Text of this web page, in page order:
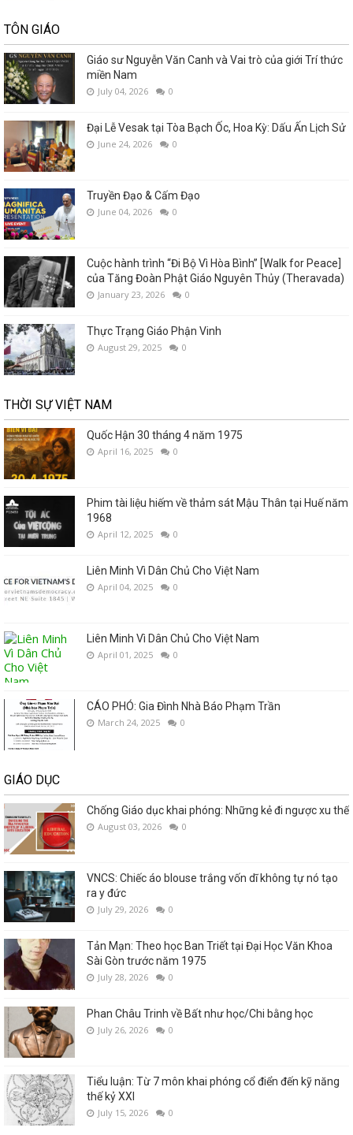
TÔN GIÁO
Giáo sư Nguyễn Văn Canh và Vai trò của giới Trí thức
miền Nam
July 04, 2026 0
Đại Lễ Vesak tại Tòa Bạch Ốc, Hoa Kỳ: Dấu Ấn Lịch Sử
June 24, 2026 0
Truyền Đạo & Cấm Đạo
June 04, 2026 0
Cuộc hành trình “Đi Bộ Vì Hòa Bình” [Walk for Peace]
của Tăng Đoàn Phật Giáo Nguyên Thủy (Theravada)
January 23, 2026 0
Thực Trạng Giáo Phận Vinh
August 29, 2025 0
THỜI SỰ VIỆT NAM
Quốc Hận 30 tháng 4 năm 1975
April 16, 2025 0
Phim tài liệu hiếm về thảm sát Mậu Thân tại Huế năm
1968
April 12, 2025 0
Liên Minh Vì Dân Chủ Cho Việt Nam
April 04, 2025 0
Liên Minh Vì Dân Chủ Cho Việt Nam
April 01, 2025 0
CÁO PHÓ: Gia Đình Nhà Báo Phạm Trần
March 24, 2025 0
GIÁO DỤC
Chống Giáo dục khai phóng: Những kẻ đi ngược xu thế
August 03, 2026 0
VNCS: Chiếc áo blouse trắng vốn dĩ không tự nó tạo
ra y đức
July 29, 2026 0
Tản Mạn: Theo học Ban Triết tại Đại Học Văn Khoa
Sài Gòn trước năm 1975
July 28, 2026 0
Phan Châu Trinh về Bất như học/Chi bằng học
July 26, 2026 0
Tiểu luận: Từ 7 môn khai phóng cổ điển đến kỹ năng
thế kỷ XXI
July 15, 2026 0